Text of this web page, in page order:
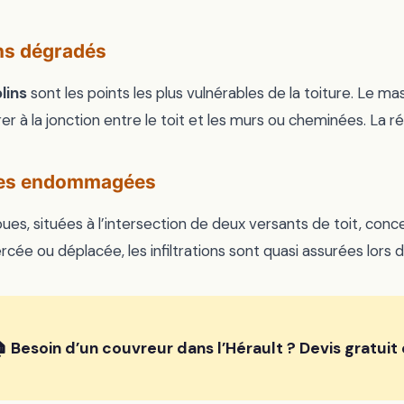
dégradés
sont les points les plus vulnérables de la toiture. Le
à la jonction entre le toit et les murs ou cheminées. La
endommagées
situées à l’intersection de deux versants de toit,
ou déplacée, les infiltrations sont quasi assurées lors
Besoin d’un couvreur dans l’Hérault ? Devis